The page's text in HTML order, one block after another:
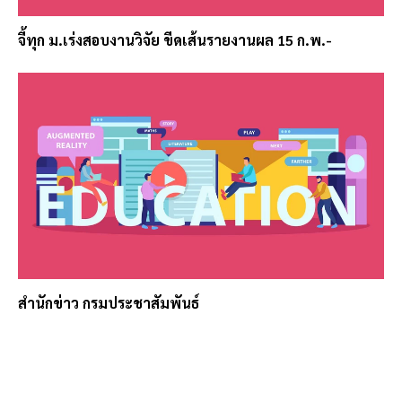
จี้ทุก ม.เร่งสอบงานวิจัย ขีดเส้นรายงานผล 15 ก.พ.-
สำนักข่าว กรมประชาสัมพันธ์